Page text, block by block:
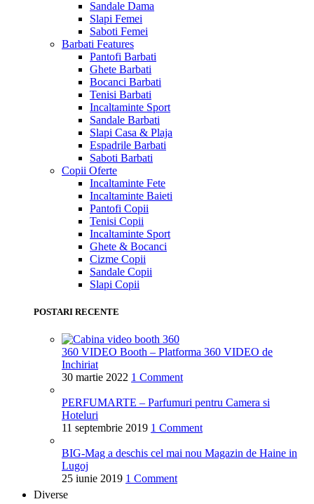
Sandale Dama
Slapi Femei
Saboti Femei
Barbati Features
Pantofi Barbati
Ghete Barbati
Bocanci Barbati
Tenisi Barbati
Incaltaminte Sport
Sandale Barbati
Slapi Casa & Plaja
Espadrile Barbati
Saboti Barbati
Copii Oferte
Incaltaminte Fete
Incaltaminte Baieti
Pantofi Copii
Tenisi Copii
Incaltaminte Sport
Ghete & Bocanci
Cizme Copii
Sandale Copii
Slapi Copii
POSTARI RECENTE
360 VIDEO Booth – Platforma 360 VIDEO de
Inchiriat
30 martie 2022 1 Comment
PERFUMARTE – Parfumuri pentru Camera si
Hoteluri
11 septembrie 2019 1 Comment
BIG-Mag a deschis cel mai nou Magazin de Haine in
Lugoj
25 iunie 2019 1 Comment
Diverse